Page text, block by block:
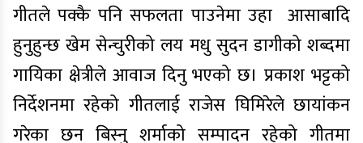
गीतले पक्कै पनि सफलता पाउनेमा उहा आसाबादि
हुनुहुन्छ खेम सेन्चुरीको लय मधु सुदन डागीको शब्दमा
गायिका क्षेत्रीले आवाज दिनु भएको छ। प्रकाश भट्टको
निर्देशनमा रहेको गीतलाई राजेस घिमिरेले छायांकन
गरेका छन बिस्नु शर्माको सम्पादन रहेको गीतमा